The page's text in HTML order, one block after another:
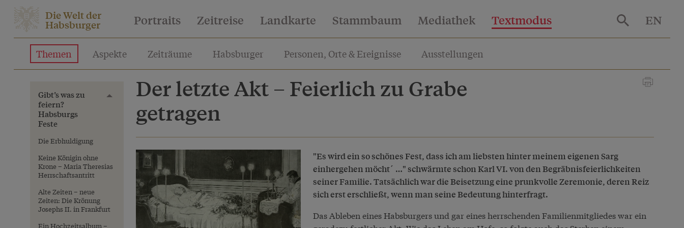
Die Welt der
Habsburger Portraits Zeitreise Landkarte Stammbaum Mediathek Textmodus EN
Themen Aspekte Zeiträume Habsburger Personen, Orte & Ereignisse Ausstellungen
Gibt’s was zu
feiern?
Habsburgs
Feste
Toggle menu
Die Erbhuldigung
Keine Königin ohne
Krone – Maria Theresias
Herrschaftsantritt
Alte Zeiten – neue
Zeiten: Die Krönung
Josephs II. in Frankfurt
Ein Hochzeitsalbum –
Der letzte Akt – Feierlich zu Grabe
getragen
"Es wird ein so schönes Fest, dass ich am liebsten hinter meinem eigenen Sarg
einhergehen möcht´ …" schwärmte schon Karl VI. von den Begräbnisfeierlichkeiten
seiner Familie. Tatsächlich war die Beisetzung eine prunkvolle Zeremonie, deren Reiz
sich erst erschließt, wenn man seine Bedeutung hinterfragt.
Das Ableben eines Habsburgers und gar eines herrschenden Familienmitgliedes war ein